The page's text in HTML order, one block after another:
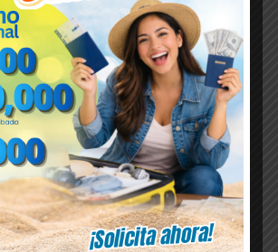
Enviar
Calle Baldorioty Final Vega
Baja PR 00694